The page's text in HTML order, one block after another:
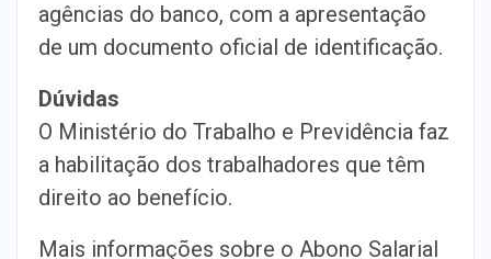
agências do banco, com a apresentação
de um documento oficial de identificação.
Dúvidas
O Ministério do Trabalho e Previdência faz
a habilitação dos trabalhadores que têm
direito ao benefício.
Mais informações sobre o Abono Salarial